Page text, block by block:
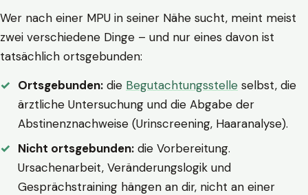
Wer nach einer MPU in seiner Nähe sucht, meint meist
zwei verschiedene Dinge – und nur eines davon ist
tatsächlich ortsgebunden:
Ortsgebunden: die Begutachtungsstelle selbst, die
ärztliche Untersuchung und die Abgabe der
Abstinenznachweise (Urinscreening, Haaranalyse).
Nicht ortsgebunden: die Vorbereitung.
Ursachenarbeit, Veränderungslogik und
Gesprächstraining hängen an dir, nicht an einer